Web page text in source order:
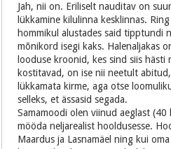
Jah, nii on. Eriliselt nauditav on
lükkamine kilulinna kesklinnas.
hommikul alustades said tipptundi
mõnikord isegi kaks. Halenaljakas
looduse kroonid, kes sind siis hästi
kostitavad, on ise nii neetult
lükkamata kirme, aga otse
selleks, et ässasid segada.
Samamoodi olen viinud aeglast
mööda neljarealist hooldusesse.
Maardus ja Lasnamäel ning kui